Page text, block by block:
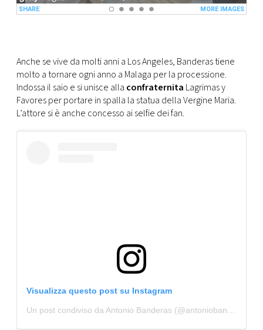
Anche se vive da molti anni a Los Angeles, Banderas tiene
molto a tornare ogni anno a Malaga per la processione.
Indossa il saio e si unisce alla confraternita Lagrimas y
Favores per portare in spalla la statua della Vergine Maria.
L’attore si è anche concesso ai selfie dei fan.
Visualizza questo post su Instagram